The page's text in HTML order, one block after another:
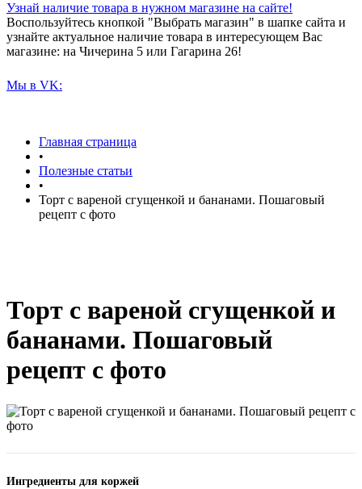
Узнай наличие товара в нужном магазине на сайте!
Воспользуйтесь кнопкой "Выбрать магазин" в шапке сайта и
узнайте актуальное наличие товара в интересующем Вас
магазине: на Чичерина 5 или Гагарина 26!
Мы в VK:
Главная страница
•
Полезные статьи
•
Торт с вареной сгущенкой и бананами. Пошаговый
рецепт с фото
Торт с вареной сгущенкой и
бананами. Пошаговый
рецепт с фото
Ингредиенты для коржей